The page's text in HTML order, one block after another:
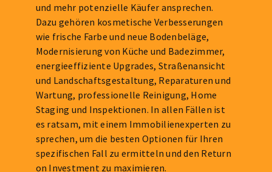
und mehr potenzielle Käufer ansprechen.
Dazu gehören kosmetische Verbesserungen
wie frische Farbe und neue Bodenbeläge,
Modernisierung von Küche und Badezimmer,
energieeffiziente Upgrades, Straßenansicht
und Landschaftsgestaltung, Reparaturen und
Wartung, professionelle Reinigung, Home
Staging und Inspektionen. In allen Fällen ist
es ratsam, mit einem Immobilienexperten zu
sprechen, um die besten Optionen für Ihren
spezifischen Fall zu ermitteln und den Return
on Investment zu maximieren.